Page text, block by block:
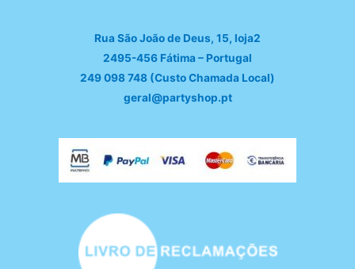
Rua São João de Deus, 15, loja2
2495-456 Fátima – Portugal
249 098 748 (Custo Chamada Local)
geral@partyshop.pt